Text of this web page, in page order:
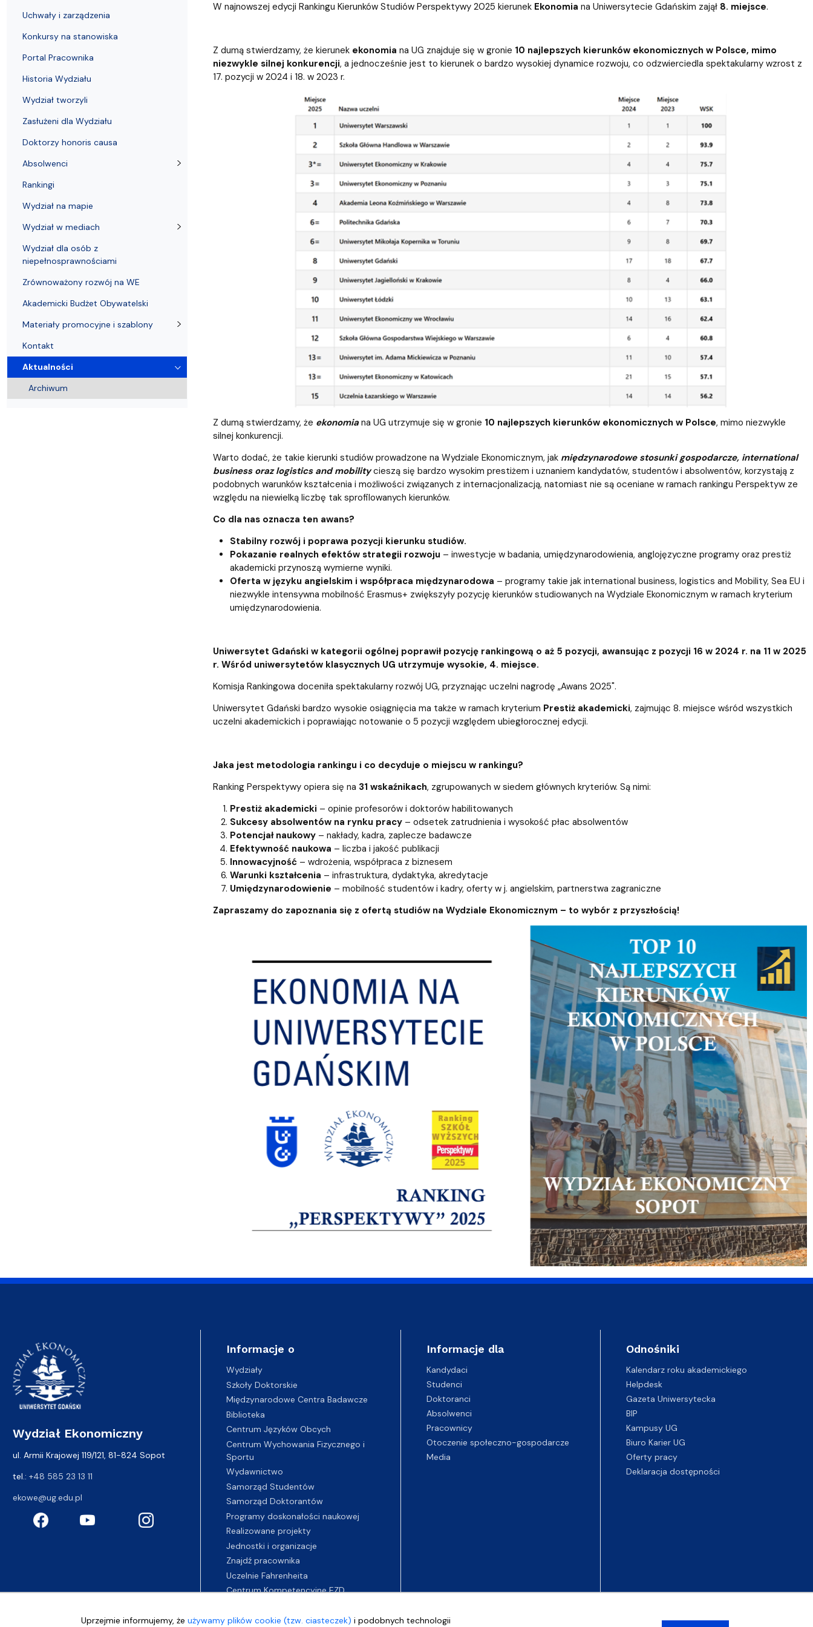
Uprzejmie informujemy, żeużywamy plików cookie (tzw. ciasteczek) i podobnych technologii
W najnowszej edycji Rankingu Kierunków Studiów Perspektywy 2025 kierunek Ekonomia na Uniwersytecie Gdańskim zajął 8. miejsce.
Z dumą stwierdzamy, że kierunek ekonomia na UG znajduje się w gronie 10 najlepszych kierunków ekonomicznych w Polsce, mimo
niezwykle silnej konkurencji, a jednocześnie jest to kierunek o bardzo wysokiej dynamice rozwoju, co odzwierciedla spektakularny wzrost z
17. pozycji w 2024 i 18. w 2023 r.
Z dumą stwierdzamy, że ekonomiana UG utrzymuje się w gronie 10 najlepszych kierunków ekonomicznych w Polsce, mimo niezwykle
silnej konkurencji.
Warto dodać, że takie kierunki studiów prowadzone na Wydziale Ekonomicznym, jakmiędzynarodowe stosunki gospodarcze, international
business oraz logistics and mobilitycieszą się bardzo wysokim prestiżem i uznaniem kandydatów, studentów i absolwentów, korzystają z
podobnych warunków kształcenia i możliwości związanych z internacjonalizacją, natomiast nie są oceniane w ramach rankingu Perspektyw ze
względu na niewielką liczbę tak sprofilowanych kierunków.
Co dla nas oznacza ten awans?
Stabilny rozwój i poprawa pozycji kierunku studiów.
Pokazanie realnych efektów strategii rozwoju – inwestycje w badania, umiędzynarodowienia, anglojęzyczne programy oraz prestiż
akademicki przynoszą wymierne wyniki.
Oferta w języku angielskim i współpraca międzynarodowa – programy takie jak international business, logistics and Mobility, Sea EU i
niezwykle intensywna mobilność Erasmus+ zwiększyły pozycję kierunków studiowanych na Wydziale Ekonomicznym w ramach kryterium
umiędzynarodowienia.
Uniwersytet Gdański w kategorii ogólnej poprawił pozycję rankingową o aż 5 pozycji, awansując z pozycji 16 w 2024 r. na 11 w 2025
r. Wśród uniwersytetów klasycznych UG utrzymuje wysokie, 4. miejsce.
Komisja Rankingowa doceniła spektakularny rozwój UG, przyznając uczelni nagrodę „Awans 2025".
Uniwersytet Gdański bardzo wysokie osiągnięcia ma także w ramach kryterium Prestiż akademicki, zajmując 8. miejsce wśród wszystkich
uczelni akademickich i poprawiając notowanie o 5 pozycji względem ubiegłorocznej edycji.
Jaka jest metodologia rankingu i co decyduje o miejscu w rankingu?
Ranking Perspektywy opiera się na 31 wskaźnikach, zgrupowanych w siedem głównych kryteriów. Są nimi:
Prestiż akademicki – opinie profesorów i doktorów habilitowanych
Sukcesy absolwentów na rynku pracy– odsetek zatrudnienia i wysokość płac absolwentów
Potencjał naukowy – nakłady, kadra, zaplecze badawcze
Efektywność naukowa – liczba i jakość publikacji
Innowacyjność– wdrożenia, współpraca z biznesem
Warunki kształcenia – infrastruktura, dydaktyka, akredytacje
Umiędzynarodowienie – mobilność studentów i kadry, oferty w j. angielskim, partnerstwa zagraniczne
Zapraszamy do zapoznania się z ofertą studiów na Wydziale Ekonomicznym – to wybór z przyszłością!
Uchwały i zarządzenia
Konkursy na stanowiska
Portal Pracownika
Historia Wydziału
Wydział tworzyli
Zasłużeni dla Wydziału
Doktorzy honoris causa
Absolwenci
Rankingi
Wydział na mapie
Wydział w mediach
Wydział dla osób z
niepełnosprawnościami
Zrównoważony rozwój na WE
Akademicki Budżet Obywatelski
Materiały promocyjne i szablony
Kontakt
Aktualności
Archiwum
Wydział Ekonomiczny
ul. Armii Krajowej 119/121, 81-824 Sopot
tel.: +48 585 23 13 11
ekowe@ug.edu.pl
Informacje o
Wydziały
Szkoły Doktorskie
Międzynarodowe Centra Badawcze
Biblioteka
Centrum Języków Obcych
Centrum Wychowania Fizycznego i
Sportu
Wydawnictwo
Samorząd Studentów
Samorząd Doktorantów
Programy doskonałości naukowej
Realizowane projekty
Jednostki i organizacje
Znajdź pracownika
Uczelnie Fahrenheita
Centrum Kompetencyjne EZD
Informacje dla
Kandydaci
Studenci
Doktoranci
Absolwenci
Pracownicy
Otoczenie społeczno-gospodarcze
Media
Odnośniki
Kalendarz roku akademickiego
Helpdesk
Gazeta Uniwersytecka
BIP
Kampusy UG
Biuro Karier UG
Oferty pracy
Deklaracja dostępności